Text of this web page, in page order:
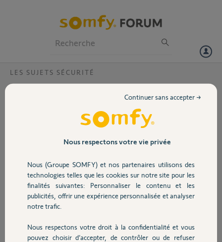
Volet
Sécurité
Domotique
Chauffage
LES SUJETS SÉCURITÉ
Pack alarme Protexiom Ultimate fonction
bonjour. j'ai l'intention d'acheter ce pack, car j'ai déjà des volets
roulants a télécommande somfy. mais je me pose des questions sur
le gsm. je suis en dégroupé, donc pas de france télécom, et une box
Pierre Q.
il y a plus de 8 ans
Participer au fil de discussion
Nous respectons votre vie privée
Nous (Groupe SOMFY) et nos partenaires utilisons des
technologies telles que les cookies sur notre site pour les
finalités suivantes: Personnaliser le contenu et les
publicités, offrir une expérience personnalisée et analyser
notre trafic.
Nous respectons votre droit à la confidentialité et vous
pouvez choisir d’accepter, de contrôler ou de refuser
Continuer sans accepter →